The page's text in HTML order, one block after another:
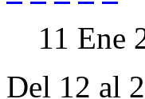
11 Ene
Del 12 al